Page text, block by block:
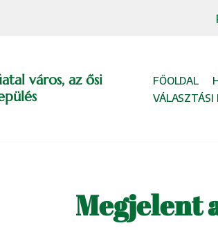
város, az ősi
FŐOLDAL
VÁLASZTÁSI
Megjelent